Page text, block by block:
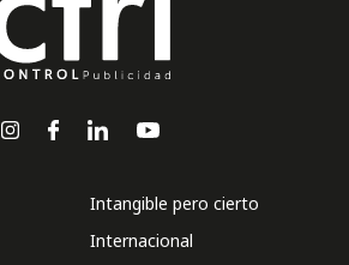
Intangible pero cierto
Internacional